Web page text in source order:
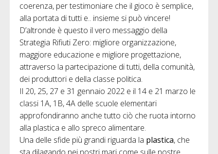
coerenza, per testimoniare che il gioco è semplice,
alla portata di tutti e.. insieme si può vincere!
D’altronde è questo il vero messaggio della
Strategia Rifiuti Zero: migliore organizzazione,
maggiore educazione e migliore progettazione,
attraverso la partecipazione di tutti, della comunità,
dei produttori e della classe politica.
Il 20, 25, 27 e 31 gennaio 2022 e il 14 e 21 marzo le
classi 1A, 1B, 4A delle scuole elementari
approfondiranno anche tutto ciò che ruota intorno
alla plastica e allo spreco alimentare.
Una delle sfide più grandi riguarda la plastica, che